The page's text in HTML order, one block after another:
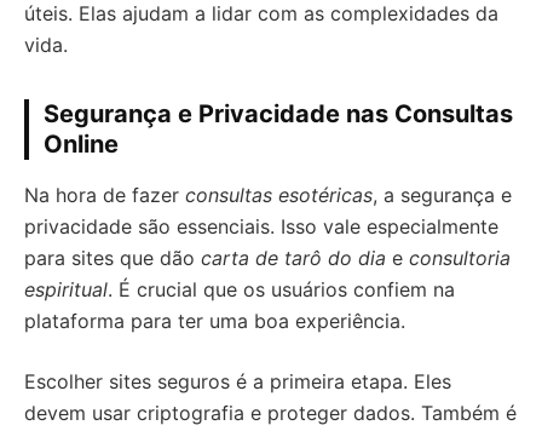
úteis. Elas ajudam a lidar com as complexidades da
vida.
Segurança e Privacidade nas Consultas
Online
Na hora de fazer consultas esotéricas, a segurança e
privacidade são essenciais. Isso vale especialmente
para sites que dão carta de tarô do dia e consultoria
espiritual. É crucial que os usuários confiem na
plataforma para ter uma boa experiência.
Escolher sites seguros é a primeira etapa. Eles
devem usar criptografia e proteger dados. Também é